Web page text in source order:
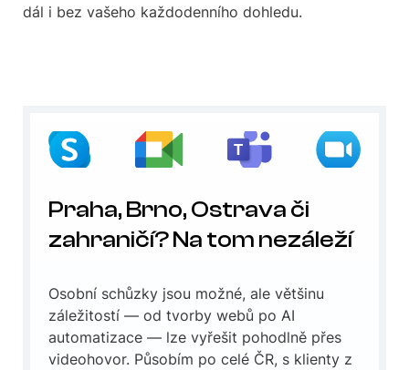
dál i bez vašeho každodenního dohledu.
Praha, Brno, Ostrava či
zahraničí? Na tom nezáleží
Osobní schůzky jsou možné, ale většinu
záležitostí — od tvorby webů po AI
automatizace — lze vyřešit pohodlně přes
videohovor. Působím po celé ČR, s klienty z